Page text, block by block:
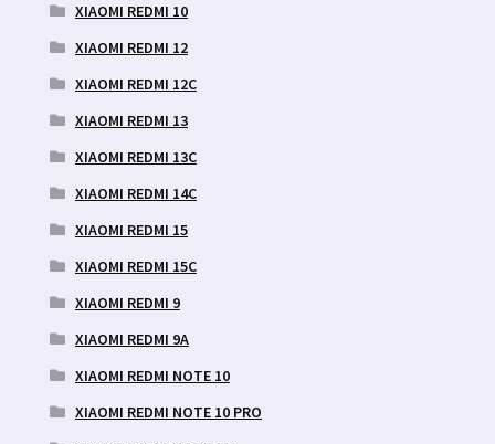
XIAOMI REDMI 10
XIAOMI REDMI 12
XIAOMI REDMI 12C
XIAOMI REDMI 13
XIAOMI REDMI 13C
XIAOMI REDMI 14C
XIAOMI REDMI 15
XIAOMI REDMI 15C
XIAOMI REDMI 9
XIAOMI REDMI 9A
XIAOMI REDMI NOTE 10
XIAOMI REDMI NOTE 10 PRO